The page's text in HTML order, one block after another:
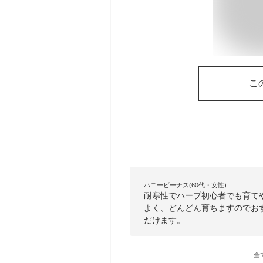
こ
ハニービーナス(60代・女性)
耐寒性でハーブ初心者でも育
よく、どんどん育ちますので
だけます。
全